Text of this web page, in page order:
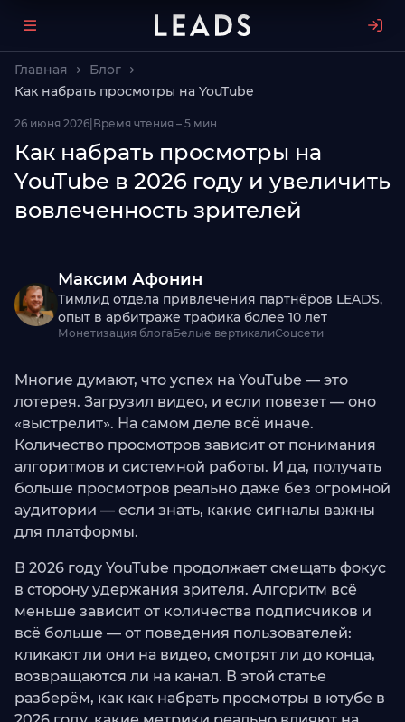
Главная
Блог
Как набрать просмотры на YouTube
26 июня 2026 Время чтения – 5 мин
Как набрать просмотры на
YouTube в 2026 году и увеличить
вовлеченность зрителей
Максим Афонин
Тимлид отдела привлечения партнёров LEADS,
опыт в арбитраже трафика более 10 лет
Монетизация блогаБелые вертикалиСоцсети
Многие думают, что успех на YouTube — это
лотерея. Загрузил видео, и если повезет — оно
«выстрелит». На самом деле всё иначе.
Количество просмотров зависит от понимания
алгоритмов и системной работы. И да, получать
больше просмотров реально даже без огромной
аудитории — если знать, какие сигналы важны
для платформы.
В 2026 году YouTube продолжает смещать фокус
в сторону удержания зрителя. Алгоритм всё
меньше зависит от количества подписчиков и
всё больше — от поведения пользователей:
кликают ли они на видео, смотрят ли до конца,
возвращаются ли на канал. В этой статье
разберём, как как набрать просмотры в ютубе в